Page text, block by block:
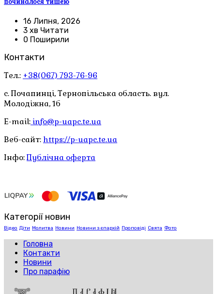
починалося тишею
16 Липня, 2026
3 хв Читати
0 Поширили
Контакти
Тел.: +38(067) 793-76-96
с. Почапинці, Тернопільська область. вул.
Молодіжна, 1б
E-mail: info@p-uapc.te.ua
Веб-сайт: https://p-uapc.te.ua
Інфо:Публічна оферта
Категорії новин
Відео Діти Молитва Новини Новини з єпархій Проповіді Свята Фото
Головна
Контакти
Новини
Про парафію